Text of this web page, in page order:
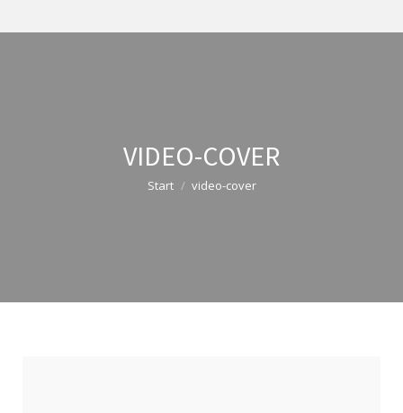
VIDEO-COVER
Sie befinden sich hier:
Start video-cover